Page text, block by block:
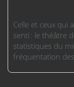
Celle et ceux qui
senti : le théâtre
statistiques du
fréquentation des